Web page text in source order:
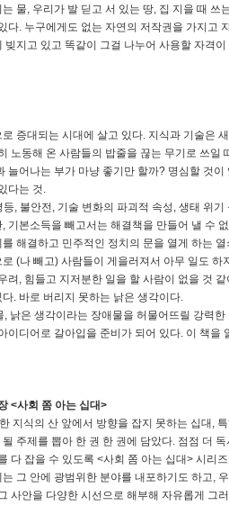
물, 우리가 발 딛고 서 있는 땅, 집 지을 때
다. 누구에게도 없는 자연의 저작권을 가지고
지고 있고 똑같이 그걸 나누어 사용할 자격
증대되는 시대에 살고 있다. 지식과 기술은
노동해 온 사람들의 밥줄을 끊는 무기로 쓰일
늘어나는 부가 마냥 좋기만 할까? 명심할 것
다는 것.
, 불안전, 기술 변화의 파괴적 속성, 생태 위
본소득을 빼고서는 해결책을 만들어 낼 수
해결하고 민주적인 정치의 문을 열게 하는
(나 빼고) 사람들이 게을러져서 아무 일도
, 힘들고 지저분한 일을 할 사람이 없을 것
. 바로 버리지 못하는 낡은 생각이다.
, 낡은 생각이라는 장애물을 허물어뜨릴 강력
이디어로 갈아입을 준비가 되어 있다. 이 책을
<사회 쫌 아는 십대>
지식의 산 앞에서 방향을 잡지 못하는 십대,
주제를 뽑아 한 권 한 권에 담았다. 점점 더
다 잡을 수 있도록 <사회 쫌 아는 십대> 시리
그 안에 광범위한 분야를 내포하기도 하고,
사안을 다양한 시선으로 해부해 자유롭게 그